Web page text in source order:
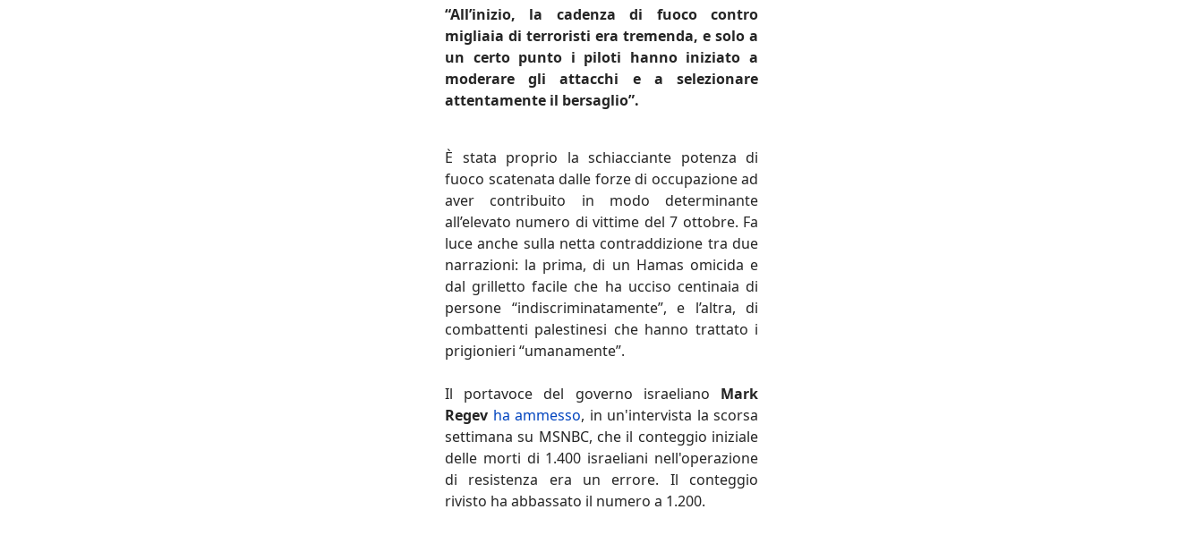
“All’inizio, la cadenza di fuoco contro
migliaia di terroristi era tremenda, e solo a
un certo punto i piloti hanno iniziato a
moderare gli attacchi e a selezionare
attentamente il bersaglio”.
È stata proprio la schiacciante potenza di
fuoco scatenata dalle forze di occupazione ad
aver contribuito in modo determinante
all’elevato numero di vittime del 7 ottobre. Fa
luce anche sulla netta contraddizione tra due
narrazioni: la prima, di un Hamas omicida e
dal grilletto facile che ha ucciso centinaia di
persone “indiscriminatamente”, e l’altra, di
combattenti palestinesi che hanno trattato i
prigionieri “umanamente”.
Il portavoce del governo israeliano Mark
Regev ha ammesso, in un'intervista la scorsa
settimana su MSNBC, che il conteggio iniziale
delle morti di 1.400 israeliani nell'operazione
di resistenza era un errore. Il conteggio
rivisto ha abbassato il numero a 1.200.